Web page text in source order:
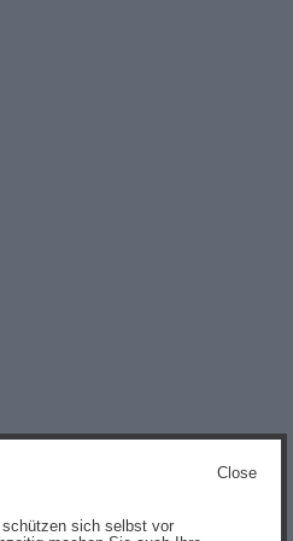
Close
sich selbst vor